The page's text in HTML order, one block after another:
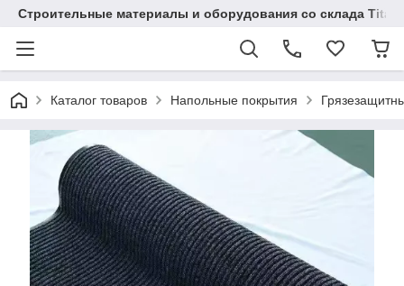
Строительные материалы и оборудования со склада
Каталог товаров Напольные покрытия